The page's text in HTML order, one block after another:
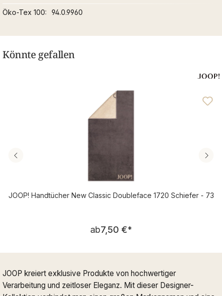
Öko-Tex 100
94.0.9960
Könnte gefallen
JOOP! Handtücher New Classic Doubleface 1720 Schiefer - 73
Regulärer Preis:
ab7,50 €*
JOOP kreiert exklusive Produkte von hochwertiger
Verarbeitung und zeitloser Eleganz. Mit dieser Designer-